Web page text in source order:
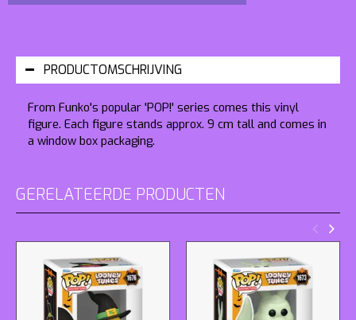
PRODUCTOMSCHRIJVING
From Funko's popular 'POP!' series comes this vinyl
figure. Each figure stands approx. 9 cm tall and comes in
a window box packaging.
GERELATEERDE PRODUCTEN